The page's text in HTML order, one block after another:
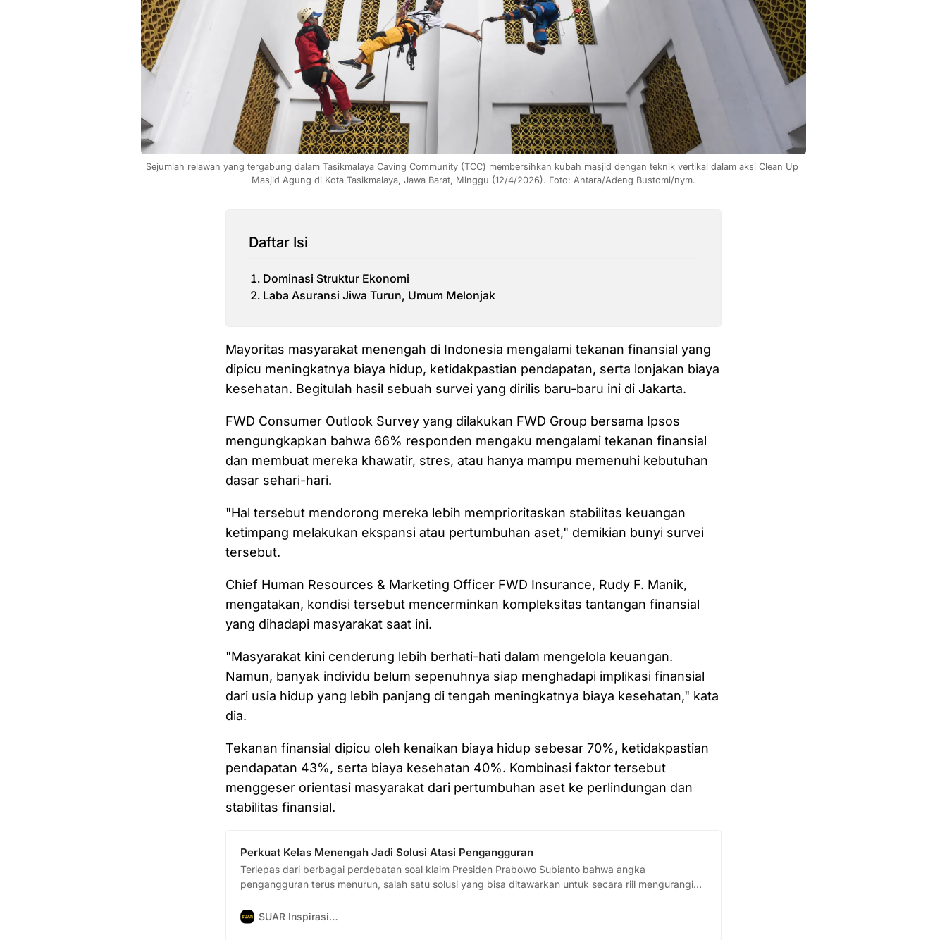
Sejumlah relawan yang tergabung dalam Tasikmalaya Caving Community (TCC) membersihkan kubah masjid dengan teknik vertikal dalam aksi Clean Up
Masjid Agung di Kota Tasikmalaya, Jawa Barat, Minggu (12/4/2026). Foto: Antara/Adeng Bustomi/nym.
Daftar Isi
Dominasi Struktur Ekonomi
Laba Asuransi Jiwa Turun, Umum Melonjak
Mayoritas masyarakat menengah di Indonesia mengalami tekanan finansial yang
dipicu meningkatnya biaya hidup, ketidakpastian pendapatan, serta lonjakan biaya
kesehatan. Begitulah hasil sebuah survei yang dirilis baru-baru ini di Jakarta.
FWD Consumer Outlook Survey yang dilakukan FWD Group bersama Ipsos
mengungkapkan bahwa 66% responden mengaku mengalami tekanan finansial
dan membuat mereka khawatir, stres, atau hanya mampu memenuhi kebutuhan
dasar sehari-hari.
"Hal tersebut mendorong mereka lebih memprioritaskan stabilitas keuangan
ketimpang melakukan ekspansi atau pertumbuhan aset," demikian bunyi survei
tersebut.
Chief Human Resources & Marketing Officer FWD Insurance, Rudy F. Manik,
mengatakan, kondisi tersebut mencerminkan kompleksitas tantangan finansial
yang dihadapi masyarakat saat ini.
"Masyarakat kini cenderung lebih berhati-hati dalam mengelola keuangan.
Namun, banyak individu belum sepenuhnya siap menghadapi implikasi finansial
dari usia hidup yang lebih panjang di tengah meningkatnya biaya kesehatan," kata
dia.
Tekanan finansial dipicu oleh kenaikan biaya hidup sebesar 70%, ketidakpastian
pendapatan 43%, serta biaya kesehatan 40%. Kombinasi faktor tersebut
menggeser orientasi masyarakat dari pertumbuhan aset ke perlindungan dan
stabilitas finansial.
Perkuat Kelas Menengah Jadi Solusi Atasi Pengangguran
Terlepas dari berbagai perdebatan soal klaim Presiden Prabowo Subianto bahwa angka
pengangguran terus menurun, salah satu solusi yang bisa ditawarkan untuk secara riil mengurangi
SUAR Inspirasi…